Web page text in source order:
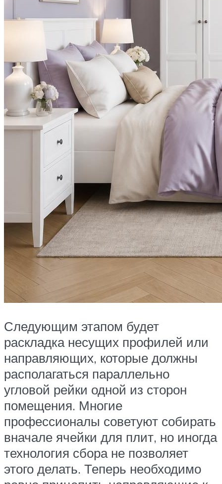
Следующим этапом будет
раскладка несущих профилей или
направляющих, которые должны
располагаться параллельно
угловой рейки одной из сторон
помещения. Многие
профессионалы советуют собирать
вначале ячейки для плит, но иногда
технология сбора не позволяет
этого делать. Теперь необходимо